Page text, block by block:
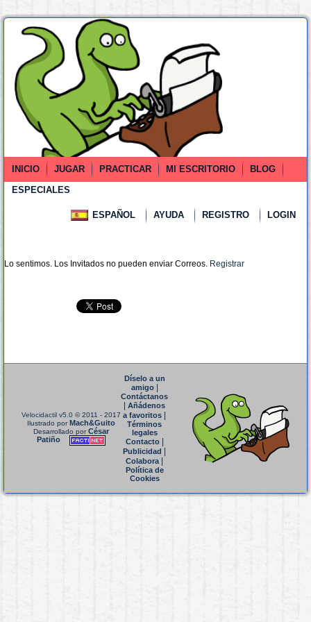
INICIO JUGAR PRACTICAR MI ESCRITORIO
BLOG
ESPECIALES
ESPAÑOL AYUDA REGISTRO LOGIN
Lo sentimos. Los Invitados no pueden enviar Correos. Registrar
Velocidactil v5.0 © 2011 - 2017
Ilustrado porMach&Guito
Desarrollado porCésar
Patiño
Díselo a un
amigo|
Contáctanos
Añádenos
a favoritos
Términos
legales
Contacto|
Publicidad
Colabora|
Política de
Cookies